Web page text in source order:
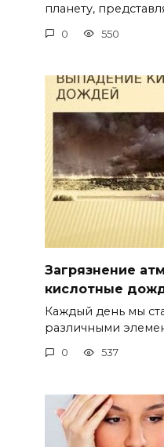
планету,
0 550
Загрязнение
кислотные
Каждый день мы
различными
0 537